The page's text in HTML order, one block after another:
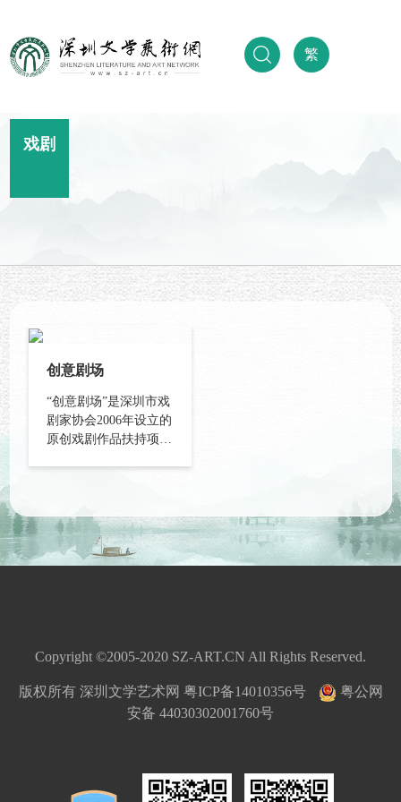
繁
戏剧
创意剧场
“创意剧场”是深圳市戏
剧家协会2006年设立的
原创戏剧作品扶持项
经成功扶持了《庄先
生》《给“人肉”穿上衣
服》《四根火柴人儿》
Copyright ©2005-2020 SZ-ART.CN All Rights Reserved.
版权所有 深圳文学艺术网 粤ICP备14010356号
粤公网
安备 44030302001760号